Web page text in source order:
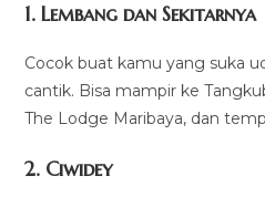
1. Lembang dan Sekitarnya
Cocok buat kamu yang suka
cantik. Bisa mampir ke
The Lodge Maribaya, dan
2. Ciwidey